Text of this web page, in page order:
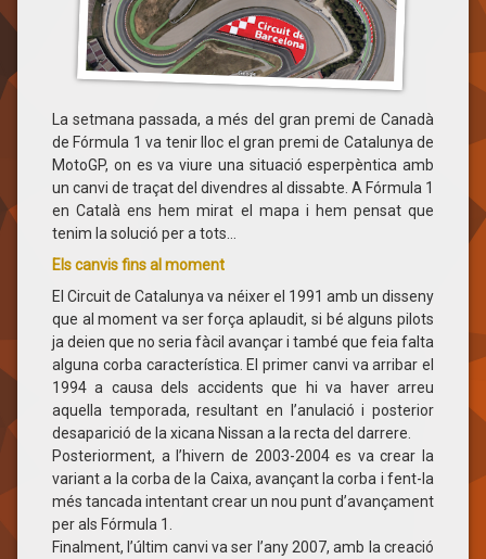
La setmana passada, a més del gran premi de Canadà
de Fórmula 1 va tenir lloc el gran premi de Catalunya de
MotoGP, on es va viure una situació esperpèntica amb
un canvi de traçat del divendres al dissabte. A Fórmula 1
en Català ens hem mirat el mapa i hem pensat que
tenim la solució per a tots…
Els canvis fins al moment
El Circuit de Catalunya va néixer el 1991 amb un disseny
que al moment va ser força aplaudit, si bé alguns pilots
ja deien que no seria fàcil avançar i també que feia falta
alguna corba característica. El primer canvi va arribar el
1994 a causa dels accidents que hi va haver arreu
aquella temporada, resultant en l’anulació i posterior
desaparició de la xicana Nissan a la recta del darrere.
Posteriorment, a l’hivern de 2003-2004 es va crear la
variant a la corba de la Caixa, avançant la corba i fent-la
més tancada intentant crear un nou punt d’avançament
per als Fórmula 1.
Finalment, l’últim canvi va ser l’any 2007, amb la creació